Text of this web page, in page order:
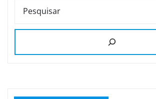
PESQUISAR